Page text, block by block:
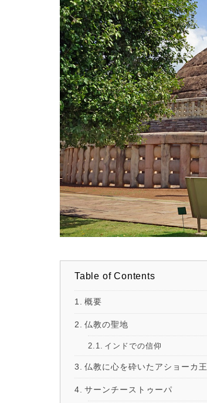
Table of Contents
概要
仏教の聖地
インドでの信仰
仏教に心を砕いたアショーカ王
サーンチーストゥーパ